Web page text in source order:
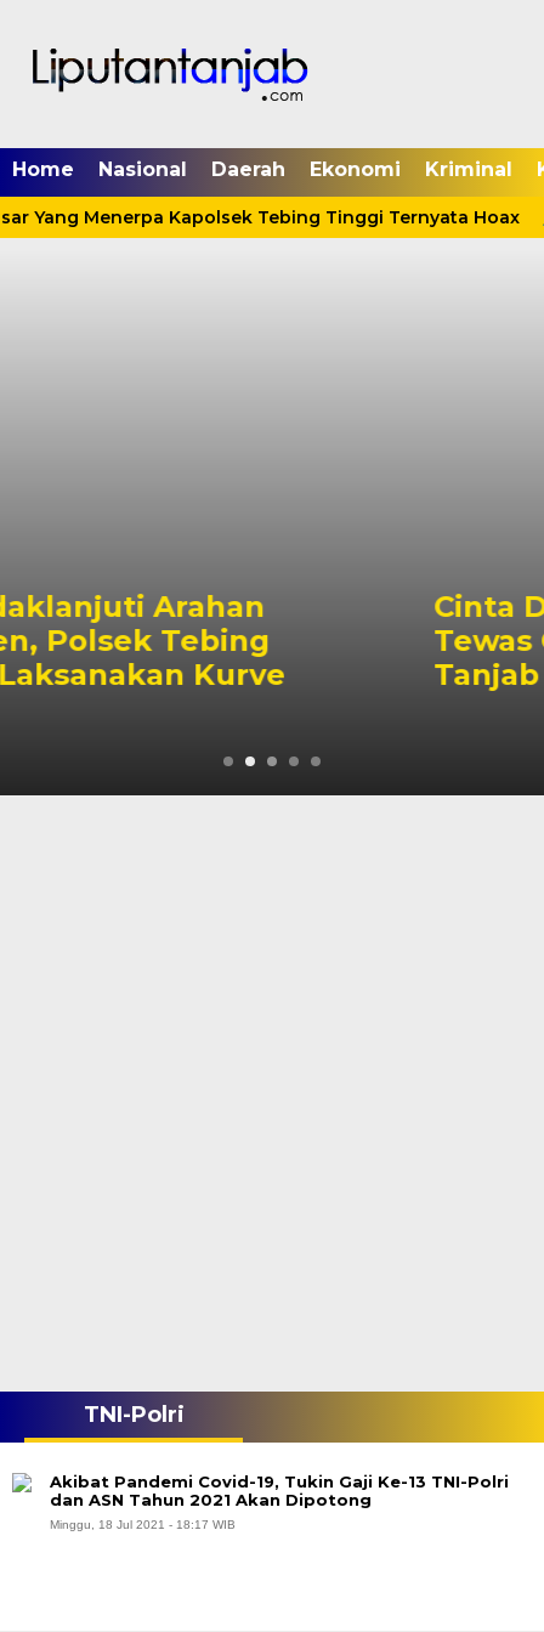
Home Nasional Daerah Ekonomi Kriminal
Yang Menerpa Kapolsek Tebing Tinggi Ternyata Hoax
Cinta Ditolak, Seorang
Tewas Gantung Diri Di
Tanjab Barat
TNI-Polri
Akibat Pandemi Covid-19, Tukin Gaji Ke-13 TNI-Polri
dan ASN Tahun 2021 Akan Dipotong
Minggu, 18 Jul 2021 - 18:17 WIB